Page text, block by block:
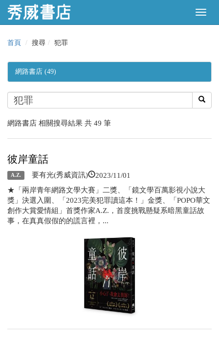
首頁 搜尋 犯罪
網路書店 (49)
網路書店 相關搜尋結果 共 49 筆
彼岸童話
A.Z. 要有光(秀威資訊) 2023/11/01
★「兩岸青年網路文學大賽」二獎、「鏡文學百萬影視小說大
獎」決選入圍、「2023完美犯罪讀這本！」金獎、「POPO華文
創作大賞愛情組」首獎作家A.Z.，首度挑戰懸疑系暗黑童話故
事，在真真假假的的謊言裡，...